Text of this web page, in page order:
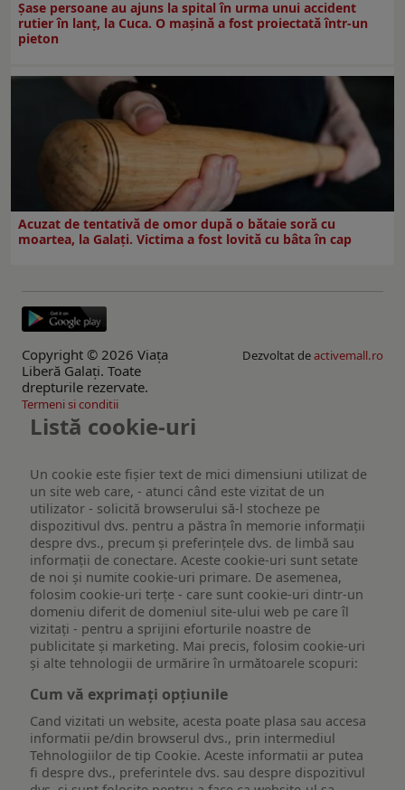
Șase persoane au ajuns la spital în urma unui accident
rutier în lanț, la Cuca. O mașină a fost proiectată într-un
pieton
Acuzat de tentativă de omor după o bătaie soră cu
moartea, la Galați. Victima a fost lovită cu bâta în cap
Copyright © 2026 Viaţa
Liberă Galaţi. Toate
drepturile rezervate.
Dezvoltat deactivemall.ro
Termeni si conditii
Listă cookie-uri
Un cookie este fişier text de mici dimensiuni utilizat de
un site web care, - atunci când este vizitat de un
utilizator - solicită browserului să-l stocheze pe
dispozitivul dvs. pentru a păstra în memorie informații
despre dvs., precum și preferințele dvs. de limbă sau
informații de conectare. Aceste cookie-uri sunt setate
de noi și numite cookie-uri primare. De asemenea,
folosim cookie-uri terțe - care sunt cookie-uri dintr-un
domeniu diferit de domeniul site-ului web pe care îl
vizitați - pentru a sprijini eforturile noastre de
publicitate și marketing. Mai precis, folosim cookie-uri
și alte tehnologii de urmărire în următoarele scopuri:
Cum vă exprimați opțiunile
Cand vizitati un website, acesta poate plasa sau accesa
informatii pe/din browserul dvs., prin intermediul
Tehnologiilor de tip Cookie. Aceste informatii ar putea
fi despre dvs., preferintele dvs. sau despre dispozitivul